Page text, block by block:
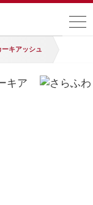
キアッシュ